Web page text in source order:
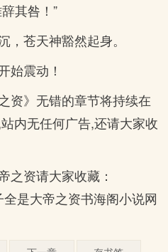
其咎！”
，苍天神豁然起身。
始震动！
资》无错的章节将持续在
内无任何广告,还请大家收
之资请大家收藏：
是大帝之资书海阁小说网